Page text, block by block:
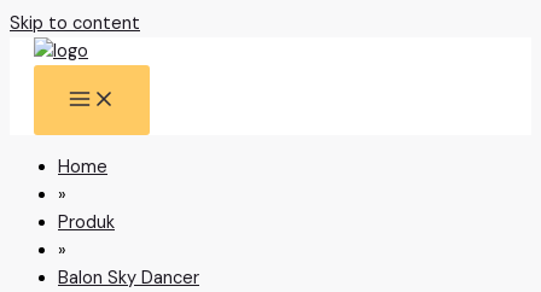
Skip to content
Home
»
Produk
»
Balon Sky Dancer